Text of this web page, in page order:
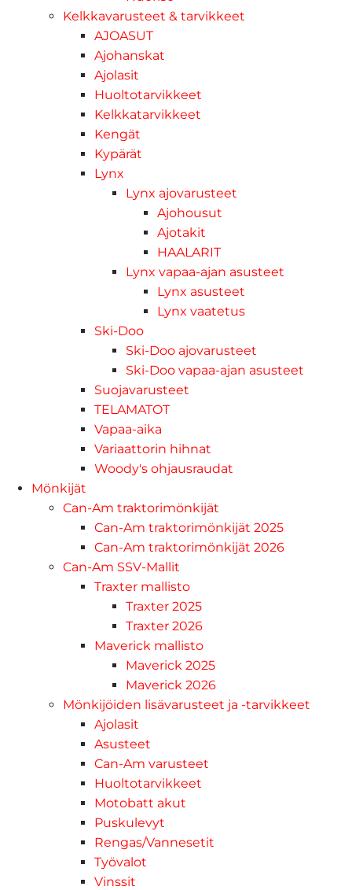
Kelkkavarusteet & tarvikkeet
AJOASUT
Ajohanskat
Ajolasit
Huoltotarvikkeet
Kelkkatarvikkeet
Kengät
Kypärät
Lynx
Lynx ajovarusteet
Ajohousut
Ajotakit
HAALARIT
Lynx vapaa-ajan asusteet
Lynx asusteet
Lynx vaatetus
Ski-Doo
Ski-Doo ajovarusteet
Ski-Doo vapaa-ajan asusteet
Suojavarusteet
TELAMATOT
Vapaa-aika
Variaattorin hihnat
Woody's ohjausraudat
Mönkijät
Can-Am traktorimönkijät
Can-Am traktorimönkijät 2025
Can-Am traktorimönkijät 2026
Can-Am SSV-Mallit
Traxter mallisto
Traxter 2025
Traxter 2026
Maverick mallisto
Maverick 2025
Maverick 2026
Mönkijöiden lisävarusteet ja -tarvikkeet
Ajolasit
Asusteet
Can-Am varusteet
Huoltotarvikkeet
Motobatt akut
Puskulevyt
Rengas/Vannesetit
Työvalot
Vinssit